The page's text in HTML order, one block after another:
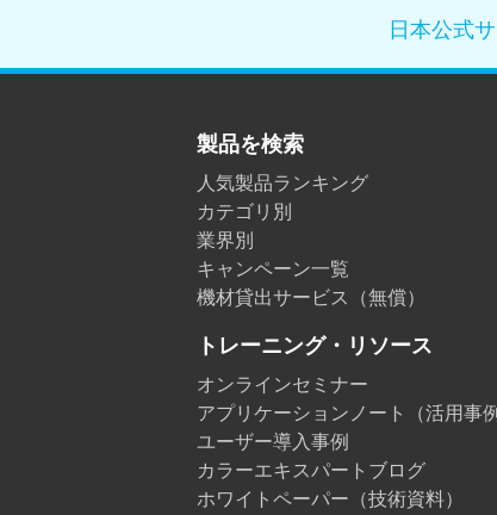
製紙
建築
日本公式
製品を検索
人気製品ランキング
カテゴリ別
業界別
キャンペーン一覧
機材貸出サービス（無償）
トレーニング・リソース
オンラインセミナー
アプリケーションノート（活用事例
ユーザー導入事例
カラーエキスパートブログ
ホワイトペーパー（技術資料）